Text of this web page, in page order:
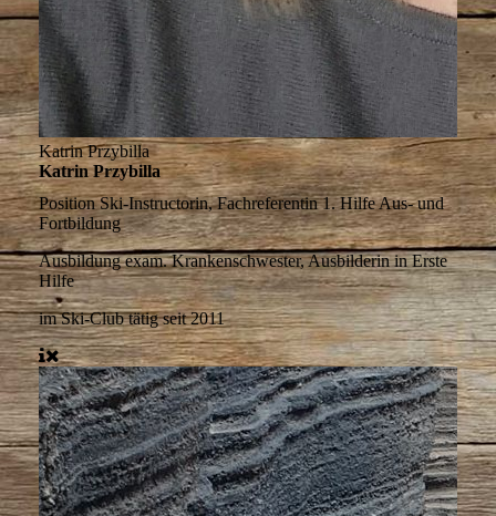
Katrin Przybilla
Katrin Przybilla
PositionSki-Instructorin, Fachreferentin 1. Hilfe Aus- und
Fortbildung
Ausbildungexam. Krankenschwester, Ausbilderin in Erste
Hilfe
im Ski-Club tätigseit 2011